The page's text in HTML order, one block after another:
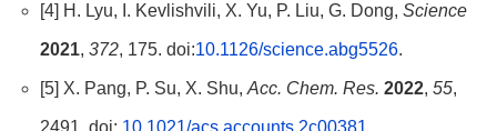
[4] H. Lyu, I. Kevlishvili, X. Yu, P. Liu, G. Dong, Science
2021, 372, 175. doi:10.1126/science.abg5526.
[5] X. Pang, P. Su, X. Shu, Acc. Chem. Res. 2022, 55,